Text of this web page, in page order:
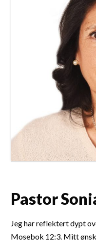
Pastor
Jeg har reflektert dypt
Mosebok 12:3. Mitt